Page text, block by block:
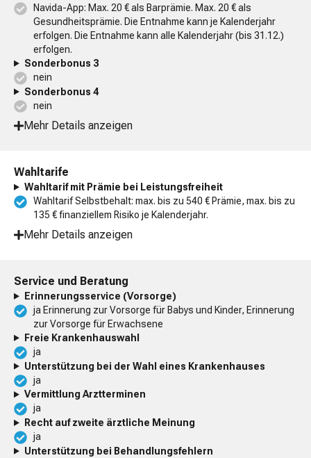
Navida-App: Max. 20 € als Barprämie. Max. 20 € als
Gesundheitsprämie. Die Entnahme kann je Kalenderjahr
erfolgen. Die Entnahme kann alle Kalenderjahr (bis 31.12.)
erfolgen.
Sonderbonus 3
nein
Sonderbonus 4
nein
Mehr Details anzeigen
Wahltarife
Wahltarif mit Prämie bei Leistungsfreiheit
Wahltarif Selbstbehalt: max. bis zu 540 € Prämie, max. bis zu
135 € finanziellem Risiko je Kalenderjahr.
Mehr Details anzeigen
Service und Beratung
Erinnerungsservice (Vorsorge)
ja Erinnerung zur Vorsorge für Babys und Kinder, Erinnerung
zur Vorsorge für Erwachsene
Freie Krankenhauswahl
ja
Unterstützung bei der Wahl eines Krankenhauses
ja
Vermittlung Arztterminen
ja
Recht auf zweite ärztliche Meinung
ja
Unterstützung bei Behandlungsfehlern